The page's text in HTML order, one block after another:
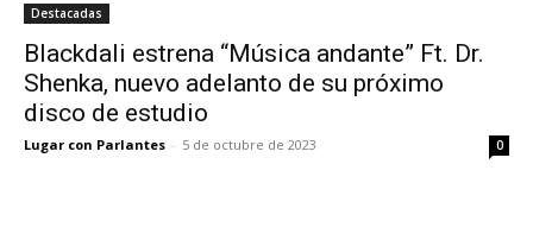
Destacadas
Blackdali estrena “Música andante” Ft. Dr.
Shenka, nuevo adelanto de su próximo
disco de estudio
Lugar con Parlantes - 5 de octubre de 2023 0